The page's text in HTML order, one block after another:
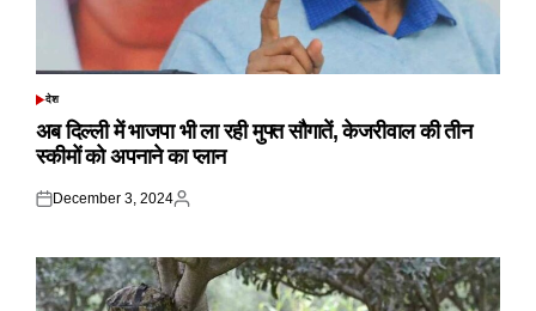
POSTED
देश
अब दिल्ली में भाजपा भी ला रही मुफ्त सौगातें, केजरीवाल की तीन
स्कीमों को अपनाने का प्लान
Posted
December 3, 2024
Posted